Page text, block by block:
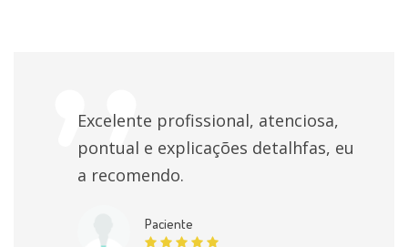
Psicoterapia Breve individualmente
Aconselhamento psicológico para portadores de
Excelente profissional, atenciosa,
pontual e explicações detalhfas, eu
a recomendo.
Paciente